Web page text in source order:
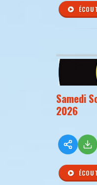
Samedi
2026